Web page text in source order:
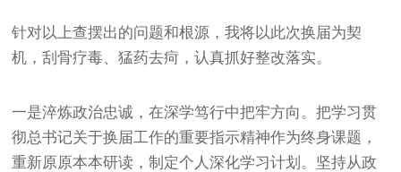
针对以上查摆出的问题和根源，我将以此次换届为契
机，刮骨疗毒、猛药去疴，认真抓好整改落实。
一是淬炼政治忠诚，在深学笃行中把牢方向。把学习贯
彻总书记关于换届工作的重要指示精神作为终身课题，
重新原原本本研读，制定个人深化学习计划。坚持从政